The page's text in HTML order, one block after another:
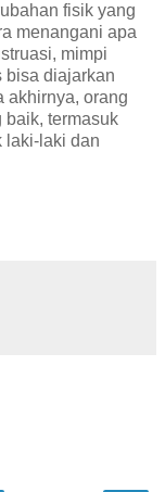
fisik yang
menangani apa
mimpi
bisa diajarkan
akhirnya, orang
baik, termasuk
laki-laki dan